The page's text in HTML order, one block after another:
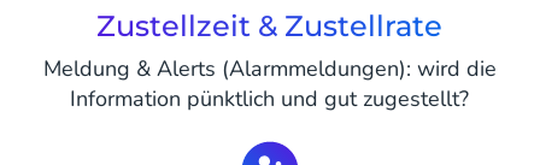
Zustellzeit & Zustellrate
Meldung & Alerts (Alarmmeldungen): wird die
Information pünktlich und gut zugestellt?